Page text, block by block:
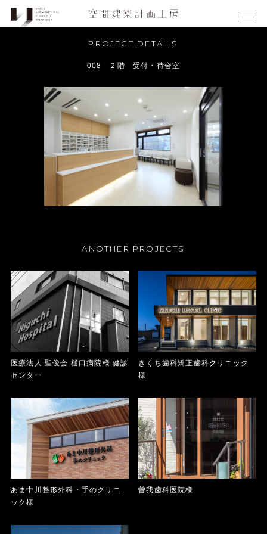
PROJECT DETAILS
008 ２階 受付・待合室
ANOTHER PROJECTS
医療法人 聖俊会 樋口病院様 健診
センター
きくち歯科矯正歯科クリニック
様
あま中川整形外科・手のクリニ
ック様
曽我歯科医院様